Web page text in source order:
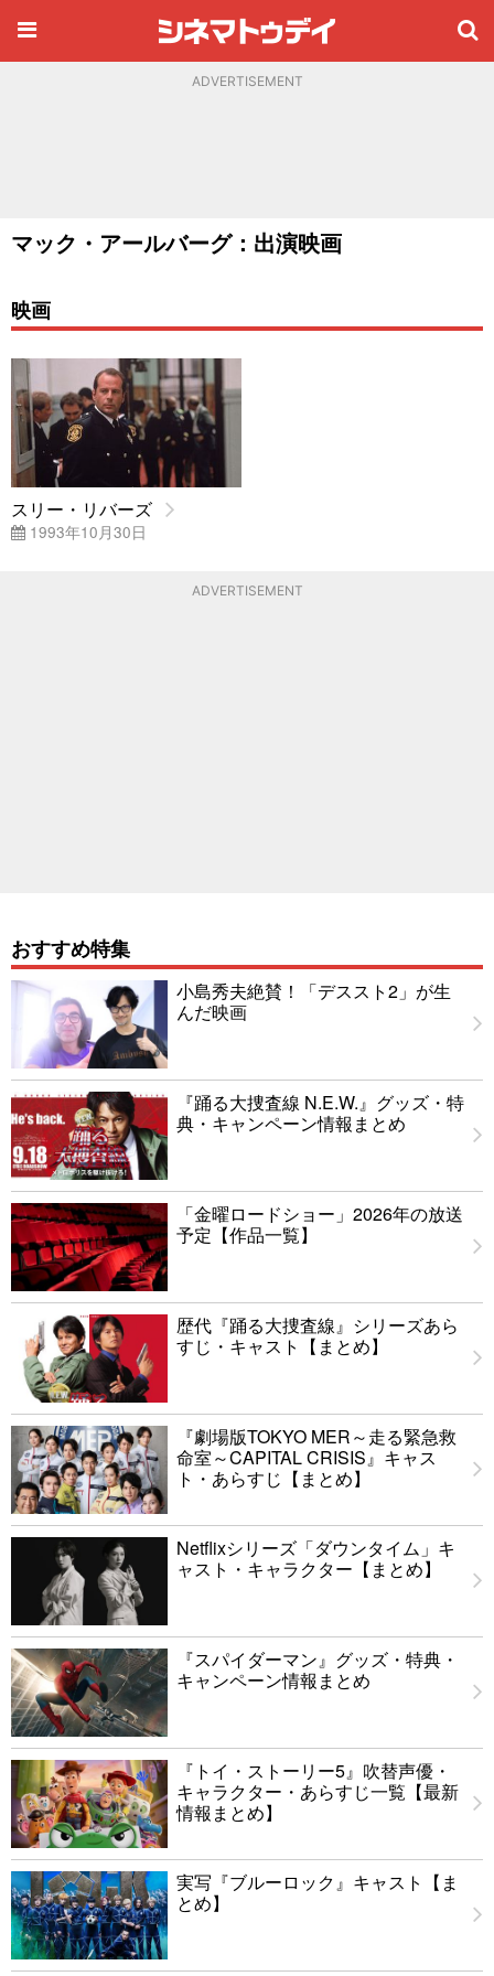
ADVERTISEMENT
マック・アールバーグ：出演映画
映画
スリー・リバーズ
1993年10月30日
ADVERTISEMENT
おすすめ特集
小島秀夫絶賛！「デススト2」が生
んだ映画
『踊る大捜査線 N.E.W.』グッズ・特
典・キャンペーン情報まとめ
「金曜ロードショー」2026年の放送
予定【作品一覧】
歴代『踊る大捜査線』シリーズあら
すじ・キャスト【まとめ】
『劇場版TOKYO MER～走る緊急救
命室～CAPITAL CRISIS』キャス
ト・あらすじ【まとめ】
Netflixシリーズ「ダウンタイム」キ
ャスト・キャラクター【まとめ】
『スパイダーマン』グッズ・特典・
キャンペーン情報まとめ
『トイ・ストーリー5』吹替声優・
キャラクター・あらすじ一覧【最新
情報まとめ】
実写『ブルーロック』キャスト【ま
とめ】